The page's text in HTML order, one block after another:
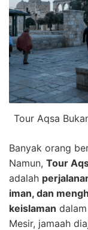
Tour Aqsa
Banyak orang
Namun, Tour
adalah
iman, dan
keislaman
Mesir, jamaah